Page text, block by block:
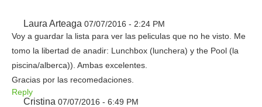
Laura Arteaga 07/07/2016 - 2:24 PM
Voy a guardar la lista para ver las peliculas que no he visto. Me
tomo la libertad de anadir: Lunchbox (lunchera) y the Pool (la
piscina/alberca)). Ambas excelentes.
Gracias por las recomedaciones.
Reply
Cristina 07/07/2016 - 6:49 PM